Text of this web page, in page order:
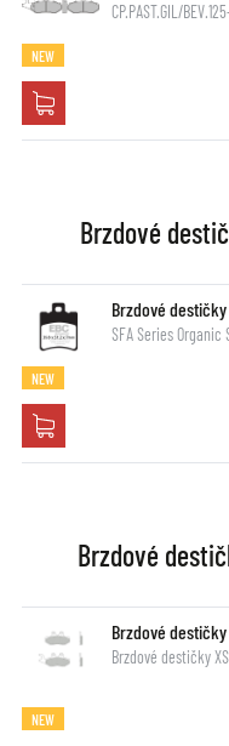
CP.PAST.GIL/
NEW
Brzdové
Brzdové destičky
SFA Series
NEW
Brzdové
Brzdové destičky
Brzdové destičky XS
NEW